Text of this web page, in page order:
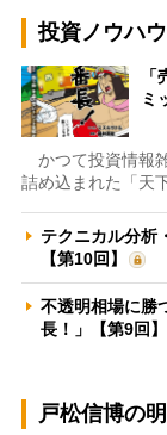
投資ノウハ
ミ
かつて投資情報
詰め込まれた「天
テクニカル分析
【第10回】
不透明相場に勝
長！」【第9回】
戸松信博の